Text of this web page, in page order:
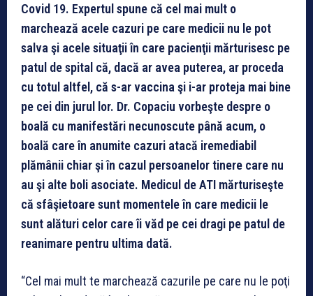
Covid 19. Expertul spune că cel mai mult o
marchează acele cazuri pe care medicii nu le pot
salva şi acele situaţii în care pacienţii mărturisesc pe
patul de spital că, dacă ar avea puterea, ar proceda
cu totul altfel, că s-ar vaccina şi i-ar proteja mai bine
pe cei din jurul lor. Dr. Copaciu vorbeşte despre o
boală cu manifestări necunoscute până acum, o
boală care în anumite cazuri atacă iremediabil
plămânii chiar şi în cazul persoanelor tinere care nu
au şi alte boli asociate. Medicul de ATI mărturiseşte
că sfâşietoare sunt momentele în care medicii le
sunt alături celor care îi văd pe cei dragi pe patul de
reanimare pentru ultima dată.
“Cel mai mult te marchează cazurile pe care nu le poţi